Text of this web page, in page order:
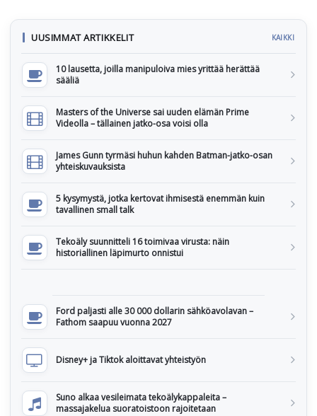
UUSIMMAT ARTIKKELIT KAIKKI
10 lausetta, joilla manipuloiva mies yrittää herättää
sääliä
Masters of the Universe sai uuden elämän Prime
Videolla – tällainen jatko-osa voisi olla
James Gunn tyrmäsi huhun kahden Batman-jatko-osan
yhteiskuvauksista
5 kysymystä, jotka kertovat ihmisestä enemmän kuin
tavallinen small talk
Tekoäly suunnitteli 16 toimivaa virusta: näin
historiallinen läpimurto onnistui
Ford paljasti alle 30 000 dollarin sähköavolavan –
Fathom saapuu vuonna 2027
Disney+ ja Tiktok aloittavat yhteistyön
Suno alkaa vesileimata tekoälykappaleita –
massajakelua suoratoistoon rajoitetaan